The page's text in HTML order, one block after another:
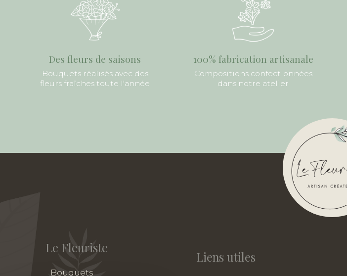
Des fleurs de saisons
Bouquets réalisés avec des
fleurs fraîches toute l'année
100% fabrication artisanale
Compositions confectionnées
dans notre atelier
Le Fleuriste
Bouquets
Liens utiles